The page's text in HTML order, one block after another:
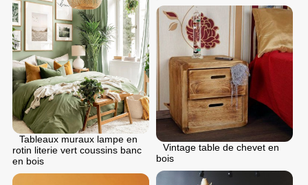
Tableaux muraux lampe en
rotin literie vert coussins banc
en bois
Vintage table de chevet en
bois